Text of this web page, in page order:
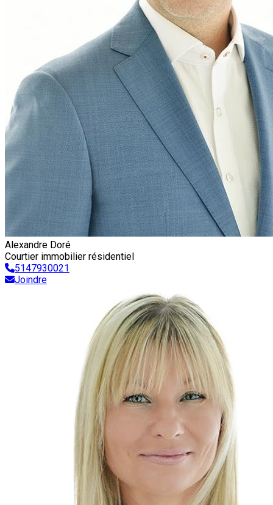
Alexandre Doré
Courtier immobilier résidentiel
5147930021
Joindre